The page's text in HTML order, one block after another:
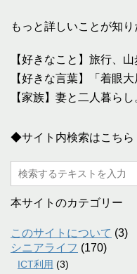
もっと詳しいことが知り
【好きなこと】旅行、
【好きな言葉】「着眼大
【家族】妻と二人暮ら
◆サイト内検索はこちら
本サイトのカテゴリー
このサイトについて (3)
シニアライフ (170)
ICT利用 (3)